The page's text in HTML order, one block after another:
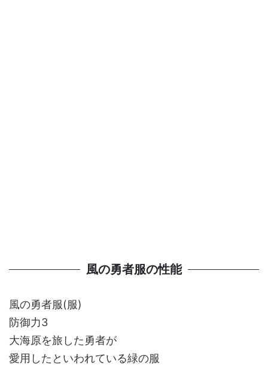
風の勇者服の性能
風の勇者服(服)
防御力3
大海原を旅した勇者が
愛用したといわれている緑の服